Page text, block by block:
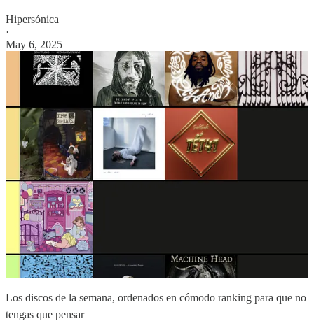
Hipersónica
·
May 6, 2025
Los discos de la semana, ordenados en cómodo ranking para que no
tengas que pensar